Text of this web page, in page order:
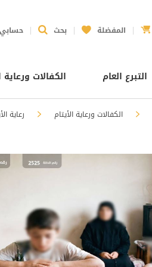
حسابي بحث المفضلة
التبرع العام الكفالات ورعاية
الكفالات ورعاية الأيتام رعاية